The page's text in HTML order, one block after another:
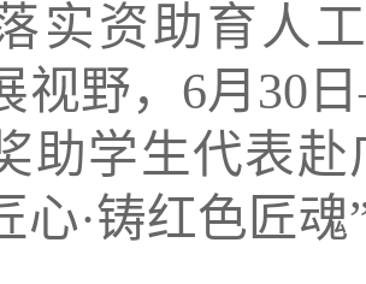
实资助育人
视野，6月30
助学生代表
心·铸红色匠